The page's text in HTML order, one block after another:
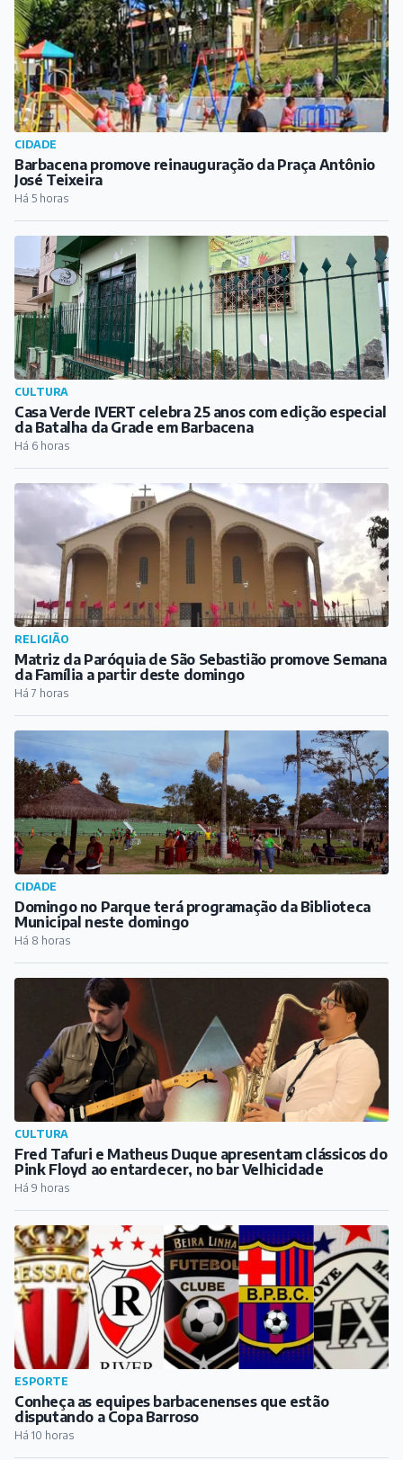
CIDADE
Barbacena promove reinauguração da Praça Antônio
José Teixeira
Há 5 horas
CULTURA
Casa Verde IVERT celebra 25 anos com edição especial
da Batalha da Grade em Barbacena
Há 6 horas
RELIGIÃO
Matriz da Paróquia de São Sebastião promove Semana
da Família a partir deste domingo
Há 7 horas
CIDADE
Domingo no Parque terá programação da Biblioteca
Municipal neste domingo
Há 8 horas
CULTURA
Fred Tafuri e Matheus Duque apresentam clássicos do
Pink Floyd ao entardecer, no bar Velhicidade
Há 9 horas
ESPORTE
Conheça as equipes barbacenenses que estão
disputando a Copa Barroso
Há 10 horas